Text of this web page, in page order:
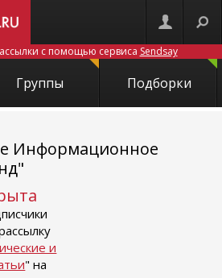
с помощью сервиса Sendsay
Группы Подборки
Информационное
и
" на